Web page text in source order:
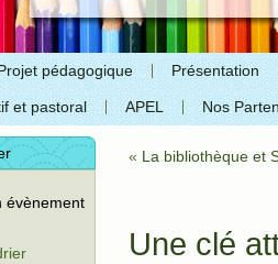
pédagogique Présentation
et pastoral APEL Nos
évènement
« La bibliothèque et
Une clé